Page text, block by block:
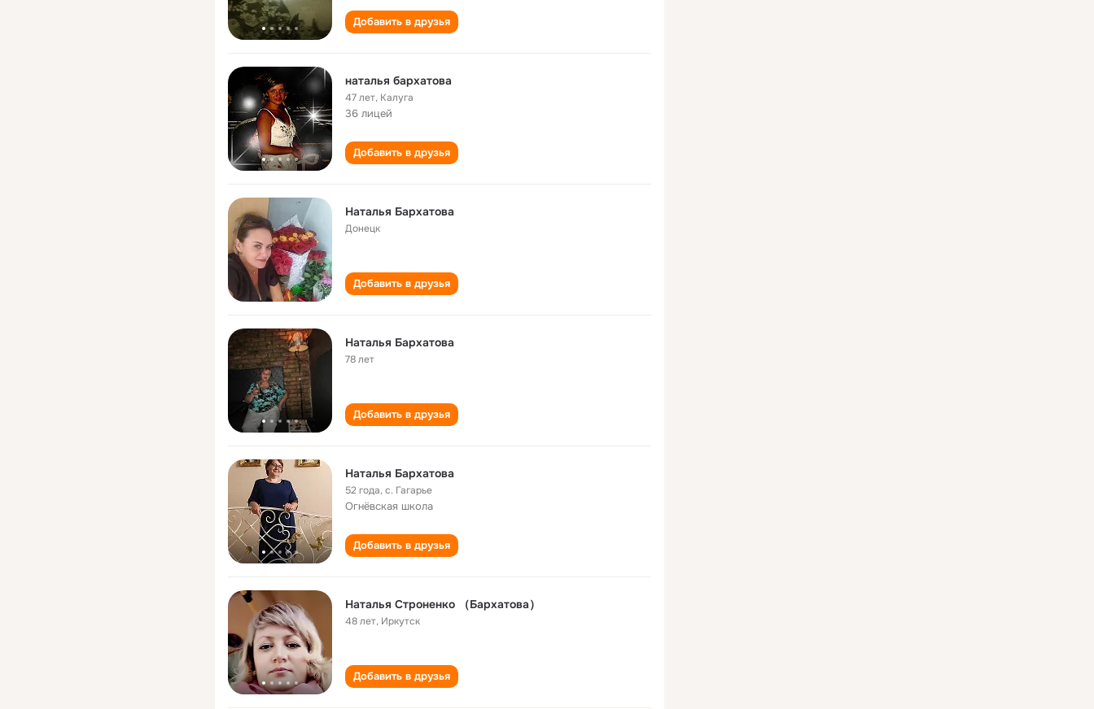
Добавить в друзья
наталья бархатова
47 лет, Калуга
36 лицей
Добавить в друзья
Наталья Бархатова
Донецк
Добавить в друзья
Наталья Бархатова
78 лет
Добавить в друзья
Наталья Бархатова
52 года,с. Гагарье
Огнёвская школа
Добавить в друзья
Наталья Строненко （Бархатова）
48 лет, Иркутск
Добавить в друзья